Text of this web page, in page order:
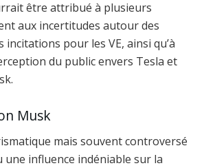
être attribué à plusieurs
aux incertitudes autour des
pour les VE, ainsi qu’à
du public envers Tesla et
Musk
mais souvent controversé
une influence indéniable sur la